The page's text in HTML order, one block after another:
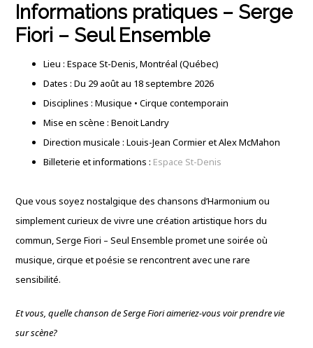
Informations pratiques – Serge
Fiori – Seul Ensemble
Lieu : Espace St-Denis, Montréal (Québec)
Dates : Du 29 août au 18 septembre 2026
Disciplines : Musique • Cirque contemporain
Mise en scène : Benoit Landry
Direction musicale : Louis-Jean Cormier et Alex McMahon
Billeterie et informations : Espace St-Denis
Que vous soyez nostalgique des chansons d’Harmonium ou
simplement curieux de vivre une création artistique hors du
commun, Serge Fiori – Seul Ensemble promet une soirée où
musique, cirque et poésie se rencontrent avec une rare
sensibilité.
Et vous, quelle chanson de Serge Fiori aimeriez-vous voir prendre vie
sur scène?